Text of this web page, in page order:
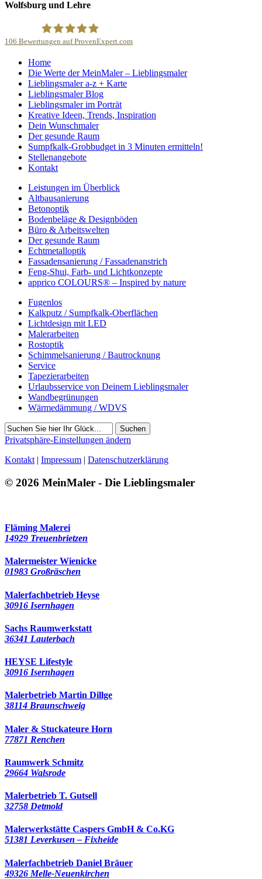
Wolfsburg und Lehre
Malerbetrieb Martin Dillge
106 Bewertungen auf ProvenExpert.com
Home
Die Werte der MeinMaler – Lieblingsmaler
Lieblingsmaler a-z + Karte
Lieblingsmaler Blog
Lieblingsmaler im Porträt
Kreative Ideen, Trends, Inspiration
Dein Wunschmaler
Der gesunde Raum
Sumpfkalk-Grobbudget in 3 Minuten ermitteln!
Stellenangebote
Kontakt
Leistungen im Überblick
Altbausanierung
Betonoptik
Bodenbeläge & Designböden
Büro & Arbeitswelten
Der gesunde Raum
Echtmetalloptik
Fassadensanierung / Fassadenanstrich
Feng-Shui, Farb- und Lichtkonzepte
apprico COLOURS® – Inspired by nature
Fugenlos
Kalkputz / Sumpfkalk-Oberflächen
Lichtdesign mit LED
Malerarbeiten
Rostoptik
Schimmelsanierung / Bautrocknung
Service
Tapezierarbeiten
Urlaubsservice von Deinem Lieblingsmaler
Wandbegrünungen
Wärmedämmung / WDVS
Suchen
Privatsphäre-Einstellungen ändern
Kontakt | Impressum | Datenschutzerklärung
© 2026 MeinMaler - Die Lieblingsmaler
Fläming Malerei
14929 Treuenbrietzen
Malermeister Wienicke
01983 Großräschen
Malerfachbetrieb Heyse
30916 Isernhagen
Sachs Raumwerkstatt
36341 Lauterbach
HEYSE Lifestyle
30916 Isernhagen
Malerbetrieb Martin Dillge
38114 Braunschweig
Maler & Stuckateure Horn
77871 Renchen
Raumwerk Schmitz
29664 Walsrode
Malerbetrieb T. Gutsell
32758 Detmold
Malerwerkstätte Caspers GmbH & Co.KG
51381 Leverkusen – Fixheide
Malerfachbetrieb Daniel Bräuer
49326 Melle-Neuenkirchen